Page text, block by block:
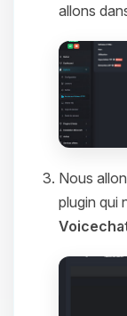
allons
Nous
plugin qui